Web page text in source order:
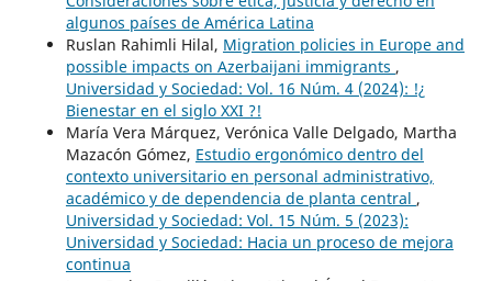
algunos países de América Latina
Ruslan Rahimli Hilal, Migration policies in Europe and
possible impacts on Azerbaijani immigrants ,
Universidad y Sociedad: Vol. 16 Núm. 4 (2024): !¿
Bienestar en el siglo XXI ?!
María Vera Márquez, Verónica Valle Delgado, Martha
Mazacón Gómez, Estudio ergonómico dentro del
contexto universitario en personal administrativo,
académico y de dependencia de planta central ,
Universidad y Sociedad: Vol. 15 Núm. 5 (2023):
Universidad y Sociedad: Hacia un proceso de mejora
continua